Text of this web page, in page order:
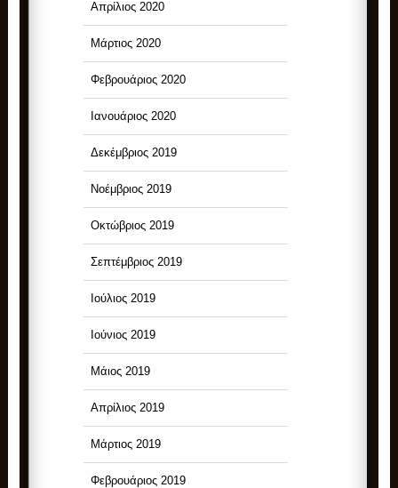
Απρίλιος 2020
Μάρτιος 2020
Φεβρουάριος 2020
Ιανουάριος 2020
Δεκέμβριος 2019
Νοέμβριος 2019
Οκτώβριος 2019
Σεπτέμβριος 2019
Ιούλιος 2019
Ιούνιος 2019
Μάιος 2019
Απρίλιος 2019
Μάρτιος 2019
Φεβρουάριος 2019